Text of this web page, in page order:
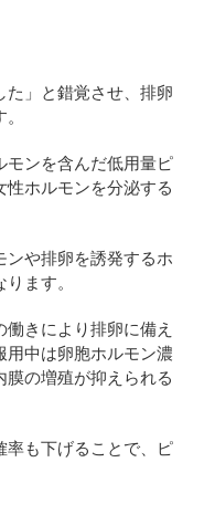
た」と錯覚させ、排卵
モンを含んだ低用量ピ
ホルモンを分泌する
ンや排卵を誘発するホ
ます。
きにより排卵に備え
中は卵胞ホルモン濃
の増殖が抑えられる
率も下げることで、ピ